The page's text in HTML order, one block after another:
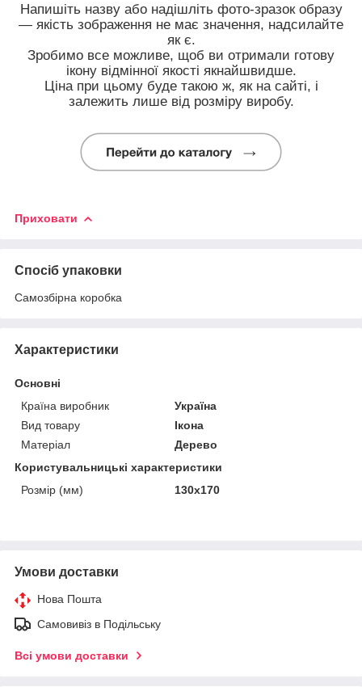
Напишіть назву або надішліть фото-зразок образу
— якість зображення не має значення, надсилайте
як є.
Зробимо все можливе, щоб ви отримали готову
ікону відмінної якості якнайшвидше.
Ціна при цьому буде такою ж, як на сайті, і
залежить лише від розміру виробу.
Приховати
Спосіб упаковки
Самозбірна коробка
Характеристики
Основні
Країна виробник
Україна
Вид товару
Ікона
Матеріал
Дерево
Користувальницькі характеристики
Розмір (мм)
130х170
Умови доставки
Нова Пошта
Самовивіз в Подільську
Всі умови доставки